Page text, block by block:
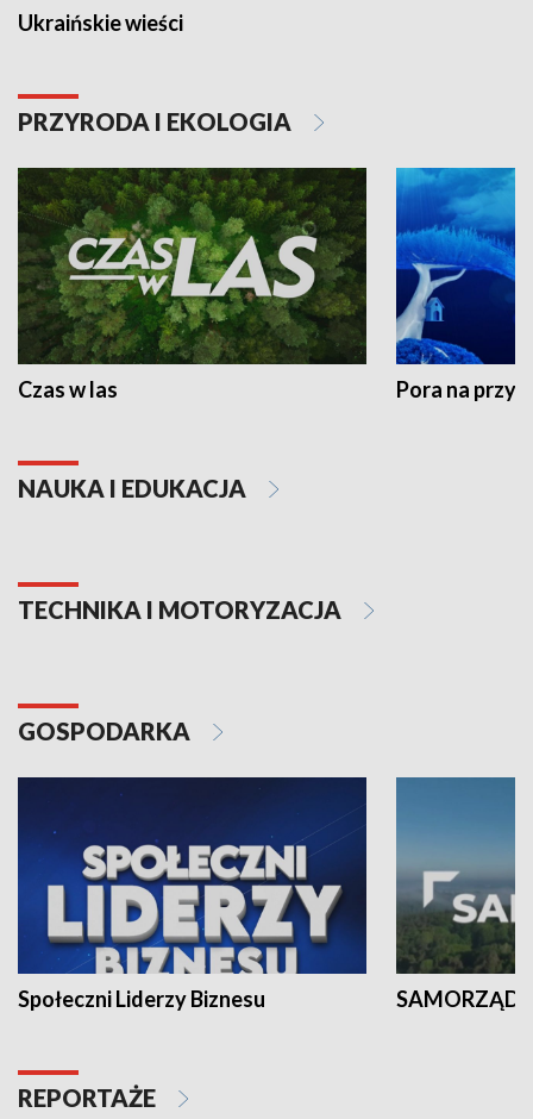
Ukraińskie wieści
PRZYRODA I EKOLOGIA
Czas w las Pora na
NAUKA I EDUKACJA
TECHNIKA I MOTORYZACJA
GOSPODARKA
Społeczni Liderzy Biznesu SAMORZĄD
REPORTAŻE